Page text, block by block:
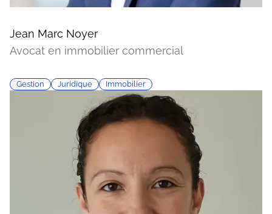
Jean Marc Noyer
Avocat en immobilier commercial
Gestion Juridique Immobilier